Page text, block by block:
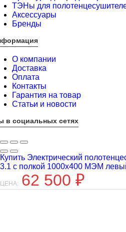
ТЭНы для
Аксессуары
Бренды
О компании
Доставка
Оплата
Контакты
Гарантия на товар
Статьи и новости
в социальных сетях
Купить Электрический
3.1 с полкой 1000x400 МЭМ
ЦЕНА: 62 500 ₽